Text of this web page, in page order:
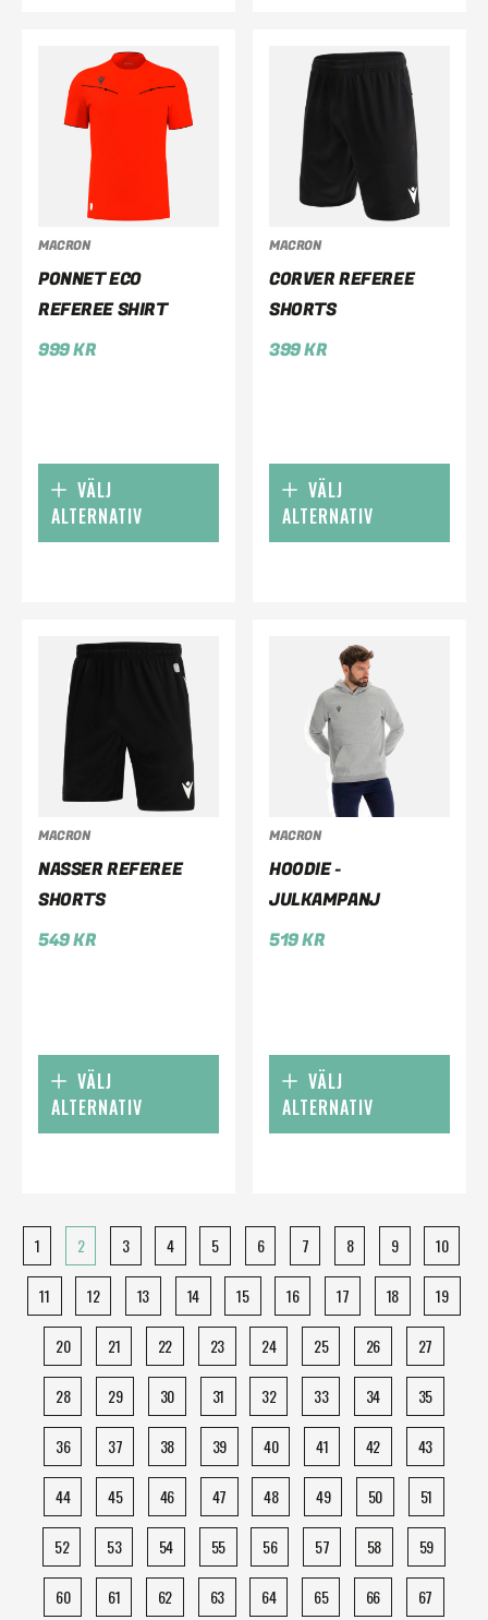
MACRON
PONNET ECO
REFEREE SHIRT
999KR
VÄLJ
ALTERNATIV
MACRON
CORVER REFEREE
SHORTS
399KR
VÄLJ
ALTERNATIV
MACRON
NASSER REFEREE
SHORTS
549KR
VÄLJ
ALTERNATIV
MACRON
HOODIE -
JULKAMPANJ
519KR
VÄLJ
ALTERNATIV
1 2 3 4 5 6 7 8 9 10
11 12 13 14 15 16 17 18 19
20 21 22 23 24 25 26 27
28 29 30 31 32 33 34 35
36 37 38 39 40 41 42 43
44 45 46 47 48 49 50 51
52 53 54 55 56 57 58 59
60 61 62 63 64 65 66 67